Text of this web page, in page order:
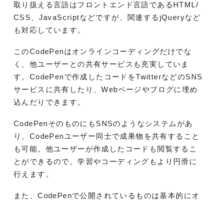
取り扱える言語はフロントエンド言語であるHTML/
CSS、JavaScriptなどですが、関連するjQueryなど
も対応しています。
このCodePenはオンラインコーディングだけでな
く、他ユーザーとの共有サービスも充実していま
す。CodePenで作成したコードをTwitterなどのSNS
サービスに共有したり、Webページやブログに埋め
込んだりできます。
CodePenそのものにもSNSのようなシステムがあ
り、CodePenユーザー同士で成果物を共有すること
も可能。他ユーザーが作成したコードも閲覧するこ
とができるので、学習やコーディングもより円滑に
行えます。
また、CodePenで公開されているものは基本的にオ